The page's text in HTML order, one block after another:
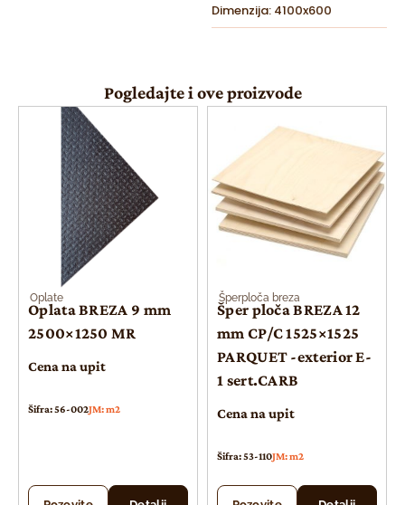
Dimenzija: 4100x600
Pogledajte i ove proizvode
Oplate
Oplata BREZA 9 mm
2500×1250 MR
Cena na upit
Šifra: 56-002JM: m2
Šperploča breza
Šper ploča BREZA 12
mm CP/C 1525×1525
PARQUET -exterior E-
1 sert.CARB
Cena na upit
Šifra: 53-110JM: m2